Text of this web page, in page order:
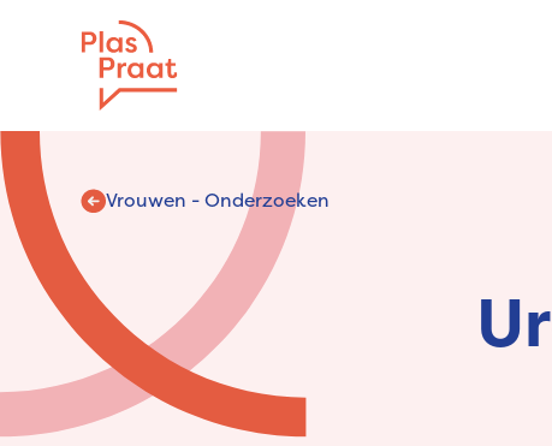
Vrouwen - Onderzoeken